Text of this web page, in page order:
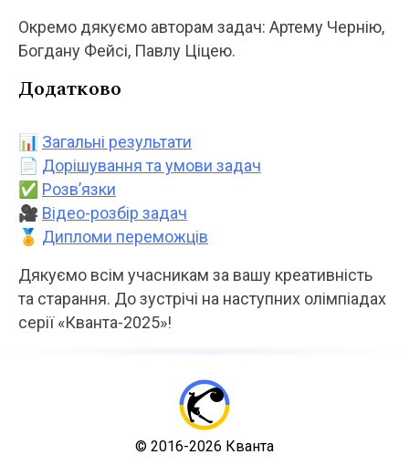
Окремо дякуємо авторам задач: Артему Чернію,
Богдану Фейсі, Павлу Ціцею.
Додатково
📊 Загальні результати
📄 Дорішування та умови задач
✅ Розв’язки
🎥 Відео-розбір задач
🏅 Дипломи переможців
Дякуємо всім учасникам за вашу креативність
та старання. До зустрічі на наступних олімпіадах
серії «Кванта‑2025»!
© 2016-2026 Кванта